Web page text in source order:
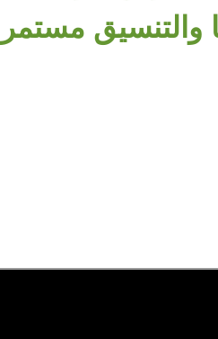
والتنسيق مستمر |